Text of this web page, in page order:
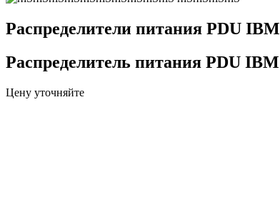
Распределители питания PDU IBM
Распределитель питания PDU IBM
Цену уточняйте